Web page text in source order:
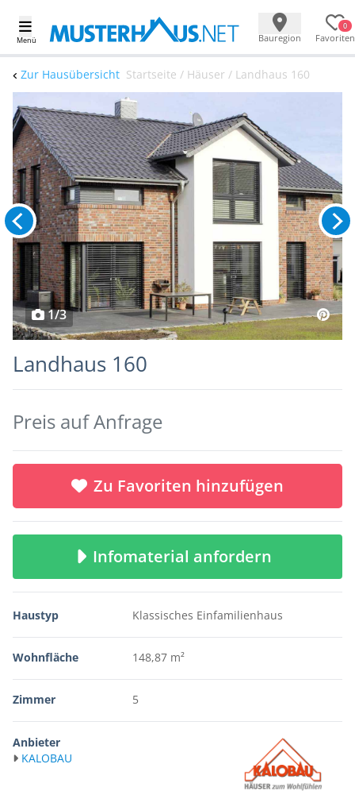
Menü Bauregion
0
Favoriten
Zur Hausübersicht Startseite / Häuser / Landhaus 160
1/3
Landhaus 160
Preis auf Anfrage
Zu Favoriten hinzufügen
Infomaterial anfordern
Haustyp Klassisches Einfamilienhaus
Wohnfläche 148,87 m²
Zimmer 5
Anbieter
KALOBAU